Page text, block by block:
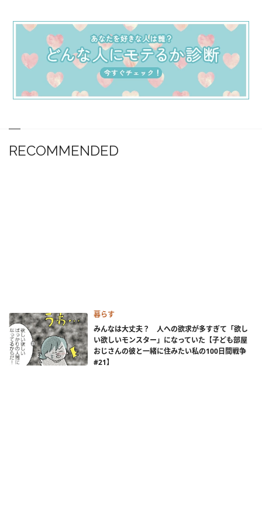
RECOMMENDED
暮らす
みんなは大丈夫？ 人への欲求が多すぎて「欲し
い欲しいモンスター」になっていた【子ども部屋
おじさんの彼と一緒に住みたい私の100日間戦争
#21】